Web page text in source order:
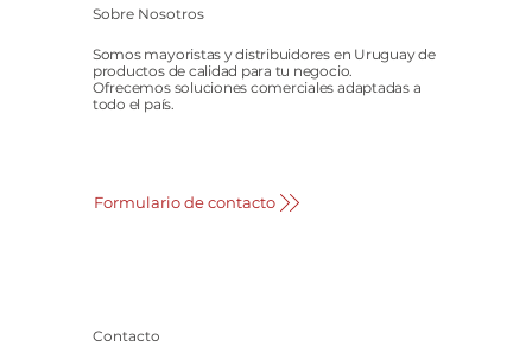
Sobre Nosotros
Somos mayoristas y distribuidores en Uruguay de
productos de calidad para tu negocio.
Ofrecemos soluciones comerciales adaptadas a
todo el país.
Formulario de contacto
Contacto